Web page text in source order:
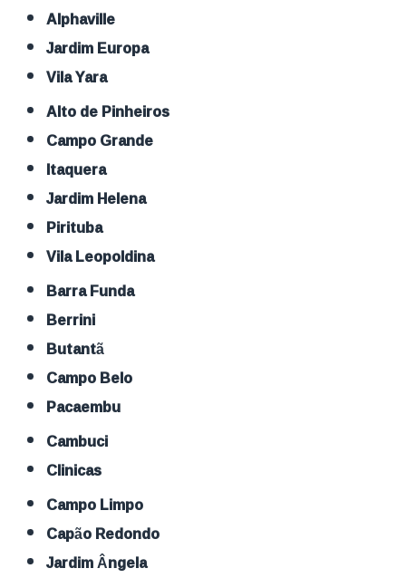
Alphaville
Jardim Europa
Vila Yara
Alto de Pinheiros
Campo Grande
Itaquera
Jardim Helena
Pirituba
Vila Leopoldina
Barra Funda
Berrini
Butantã
Campo Belo
Pacaembu
Cambuci
Clinicas
Campo Limpo
Capão Redondo
Jardim Ângela